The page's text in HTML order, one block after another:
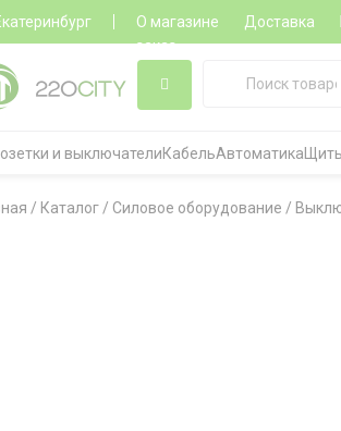
О магазине Доставка
заказ
и выключателиКабельАвтоматика
/ Каталог / Силовое оборудование /